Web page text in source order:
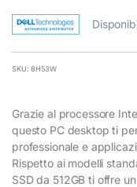
SKU: 8H53W
Grazie al processore
questo PC desktop ti
professionale e
Rispetto ai modelli
SSD da 512GB ti offre